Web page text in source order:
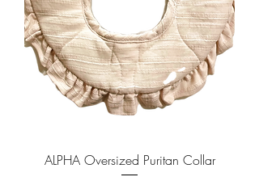
ALPHA Oversized Puritan Collar